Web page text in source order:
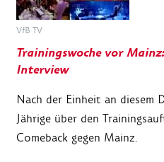
VfB TV
Trainingswoche vor
Interview
Nach der Einheit an diesem
Jährige über den
Comeback gegen Mainz.